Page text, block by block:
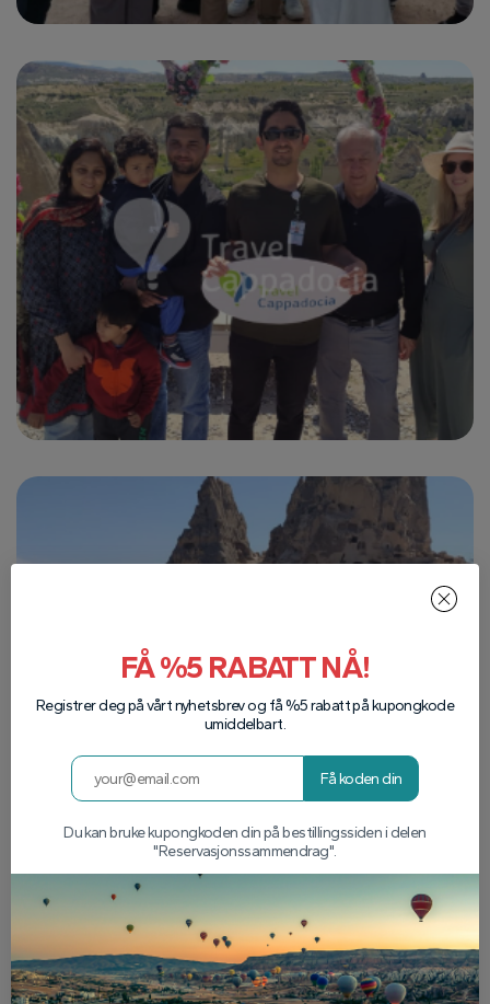
FÅ %5 RABATT NÅ!
Registrer deg på vårt nyhetsbrev og få %5 rabatt på kupongkode
umiddelbart.
Få koden din
Du kan bruke kupongkoden din på bestillingssiden i delen
"Reservasjonssammendrag".